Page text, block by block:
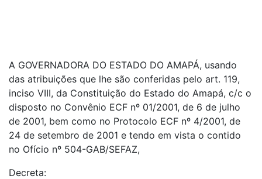
A GOVERNADORA DO ESTADO DO AMAPÁ, usando
das atribuições que lhe são conferidas pelo art. 119,
inciso VIII, da Constituição do Estado do Amapá, c/c o
disposto no Convênio ECF nº 01/2001, de 6 de julho
de 2001, bem como no Protocolo ECF nº 4/2001, de
24 de setembro de 2001 e tendo em vista o contido
no Ofício nº 504-GAB/SEFAZ,
Decreta: